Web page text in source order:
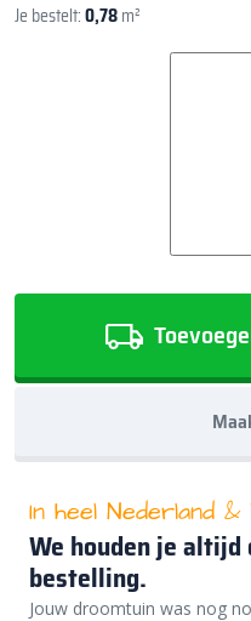
Je bestelt:0,78m²
In heel Nederland &
We houden je
bestelling.
Jouw droomtuin was nog